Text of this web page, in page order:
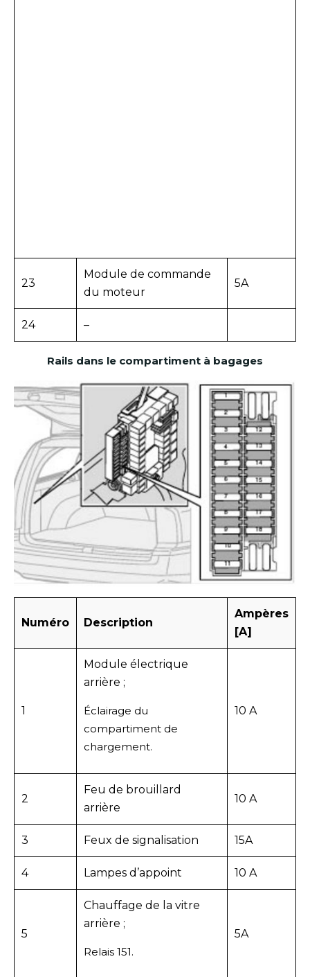
23
Module de commande
du moteur
5A
24 –
Rails dans le compartiment à bagages
Numéro Description
Ampères
[A]
1
Module électrique
arrière ;
Éclairage du
compartiment de
chargement.
10 A
2
Feu de brouillard
arrière
10 A
3 Feux de signalisation 15A
4 Lampes d’appoint 10 A
5
Chauffage de la vitre
arrière ;
Relais 151.
5A